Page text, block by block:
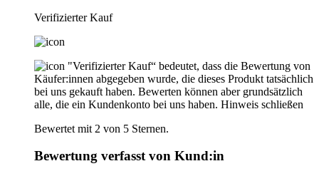
Verifizierter Kauf
"Verifizierter Kauf“ bedeutet, dass die Bewertung von
Käufer:innen abgegeben wurde, die dieses Produkt tatsächlich
bei uns gekauft haben. Bewerten können aber grundsätzlich
alle, die ein Kundenkonto bei uns haben. Hinweis schließen
Bewertet mit 2 von 5 Sternen.
Bewertung verfasst von Kund:in